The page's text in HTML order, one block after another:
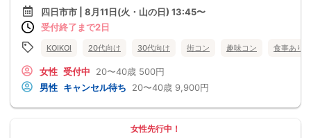
四日市市 | 8月11日(火・山の日) 13:45〜
受付終了まで2日
KOIKOI 20代向け 30代向け 街コン 趣味コン 食事あり
女性 受付中 20〜40歳 500円
男性 キャンセル待ち 20〜40歳 9,900円
女性先行中！